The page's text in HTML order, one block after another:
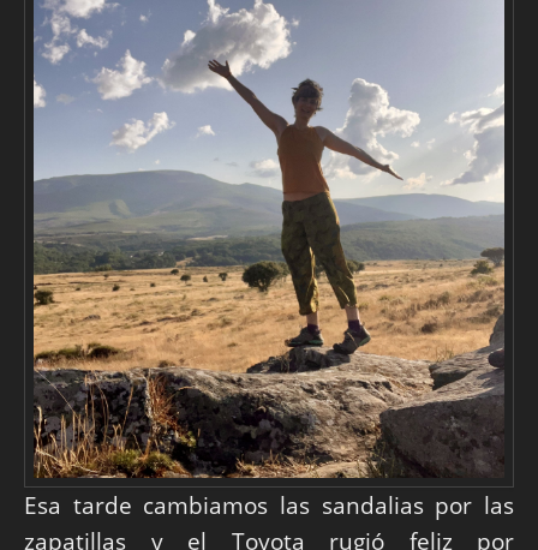
Esa tarde cambiamos las sandalias por las
zapatillas y el Toyota rugió feliz por